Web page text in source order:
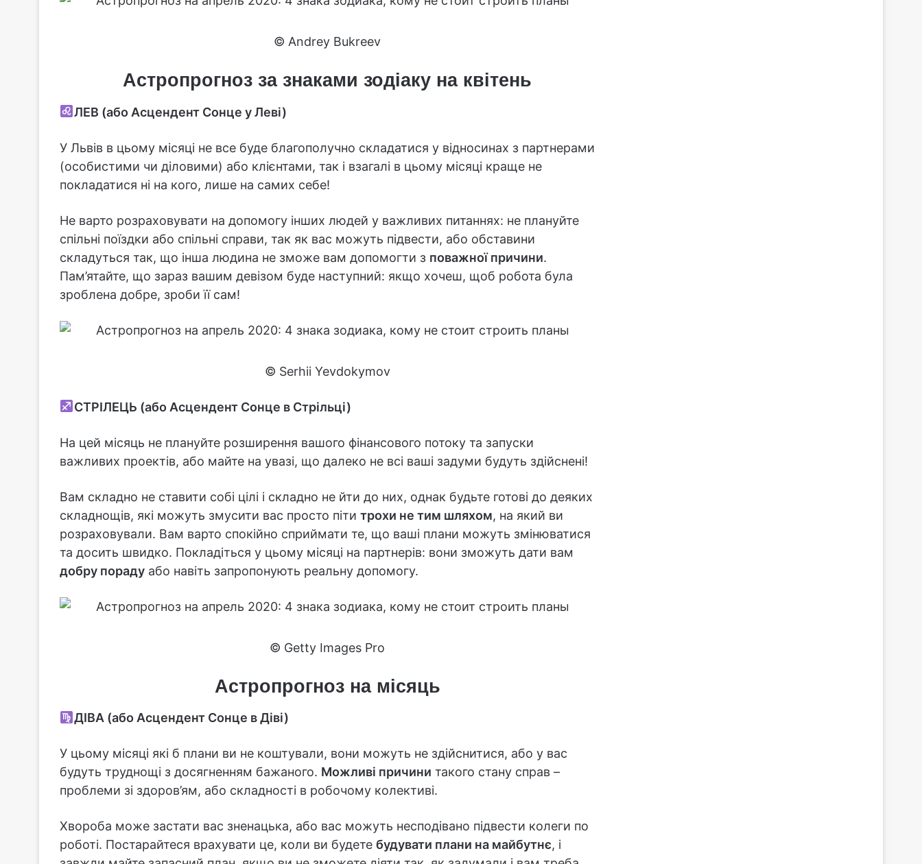
© Andrey Bukreev
Астропрогноз за знаками зодіаку на квітень
ЛЕВ (або Асцендент Сонце у Леві)
У Львів в цьому місяці не все буде благополучно складатися у відносинах з партнерами
(особистими чи діловими) або клієнтами, так і взагалі в цьому місяці краще не
покладатися ні на кого, лише на самих себе!
Не варто розраховувати на допомогу інших людей у важливих питаннях: не плануйте
спільні поїздки або спільні справи, так як вас можуть підвести, або обставини
складуться так, що інша людина не зможе вам допомогти з поважної причини.
Пам’ятайте, що зараз вашим девізом буде наступний: якщо хочеш, щоб робота була
зроблена добре, зроби її сам!
© Serhii Yevdokymov
СТРІЛЕЦЬ (або Асцендент Сонце в Стрільці)
На цей місяць не плануйте розширення вашого фінансового потоку та запуски
важливих проектів, або майте на увазі, що далеко не всі ваші задуми будуть здійснені!
Вам складно не ставити собі цілі і складно не йти до них, однак будьте готові до деяких
складнощів, які можуть змусити вас просто піти трохи не тим шляхом, на який ви
розраховували. Вам варто спокійно сприймати те, що ваші плани можуть змінюватися
та досить швидко. Покладіться у цьому місяці на партнерів: вони зможуть дати вам
добру пораду або навіть запропонують реальну допомогу.
© Getty Images Pro
Астропрогноз на місяць
ДІВА (або Асцендент Сонце в Діві)
У цьому місяці які б плани ви не коштували, вони можуть не здійснитися, або у вас
будуть труднощі з досягненням бажаного. Можливі причини такого стану справ –
проблеми зі здоров’ям, або складності в робочому колективі.
Хвороба може застати вас зненацька, або вас можуть несподівано підвести колеги по
роботі. Постарайтеся врахувати це, коли ви будете будувати плани на майбутнє, і